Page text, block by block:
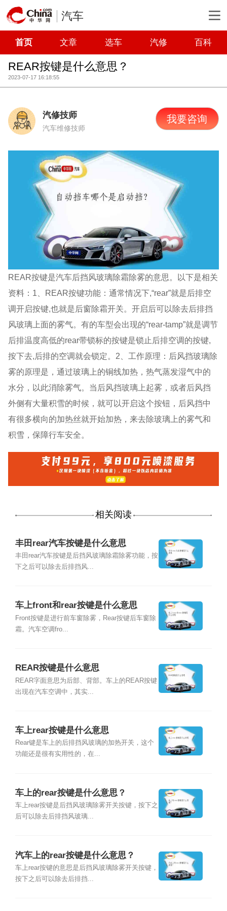
汽车
首页 文章 选车 汽修 百科
REAR按键是什么意思？
2023-07-17 16:18:55
汽修技师
汽车维修技师
我要咨询
REAR按键是汽车后挡风玻璃除霜除雾的意思。以下是相关
资料：1、REAR按键功能：通常情况下,“rear”就是后排空
调开启按键,也就是后窗除霜开关。开启后可以除去后排挡
风玻璃上面的雾气。有的车型会出现的“rear-tamp”就是调节
后排温度高低的rear带锁标的按键是锁止后排空调的按键,
按下去,后排的空调就会锁定。2、工作原理：后风挡玻璃除
雾的原理是，通过玻璃上的铜线加热，热气蒸发湿气中的
水分，以此消除雾气。当后风挡玻璃上起雾，或者后风挡
外侧有大量积雪的时候，就可以开启这个按钮，后风挡中
有很多横向的加热丝就开始加热，来去除玻璃上的雾气和
积雪，保障行车安全。
相关阅读
丰田rear汽车按键是什么意思
丰田rear汽车按键是后挡风玻璃除霜除雾功能，按
下之后可以除去后排挡风...
车上front和rear按键是什么意思
Front按键是进行前车窗除雾，Rear按键后车窗除
霜。汽车空调fro...
REAR按键是什么意思
REAR字面意思为后部、背部。车上的REAR按键
出现在汽车空调中，其实...
车上rear按键是什么意思
Rear键是车上的后排挡风玻璃的加热开关，这个
功能还是很有实用性的，在...
车上的rear按键是什么意思？
车上rear按键是后挡风玻璃除雾开关按键，按下之
后可以除去后排挡风玻璃...
汽车上的rear按键是什么意思？
车上rear按键的意思是后挡风玻璃除雾开关按键，
按下之后可以除去后排挡...